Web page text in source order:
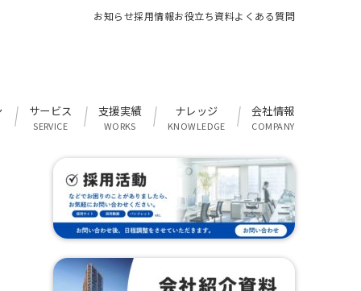
お知らせ採用情報お役立ち資料よくある質問
サービス
SERVICE
支援実績
WORKS
ナレッジ
KNOWLEDGE
会社情報
COMPANY